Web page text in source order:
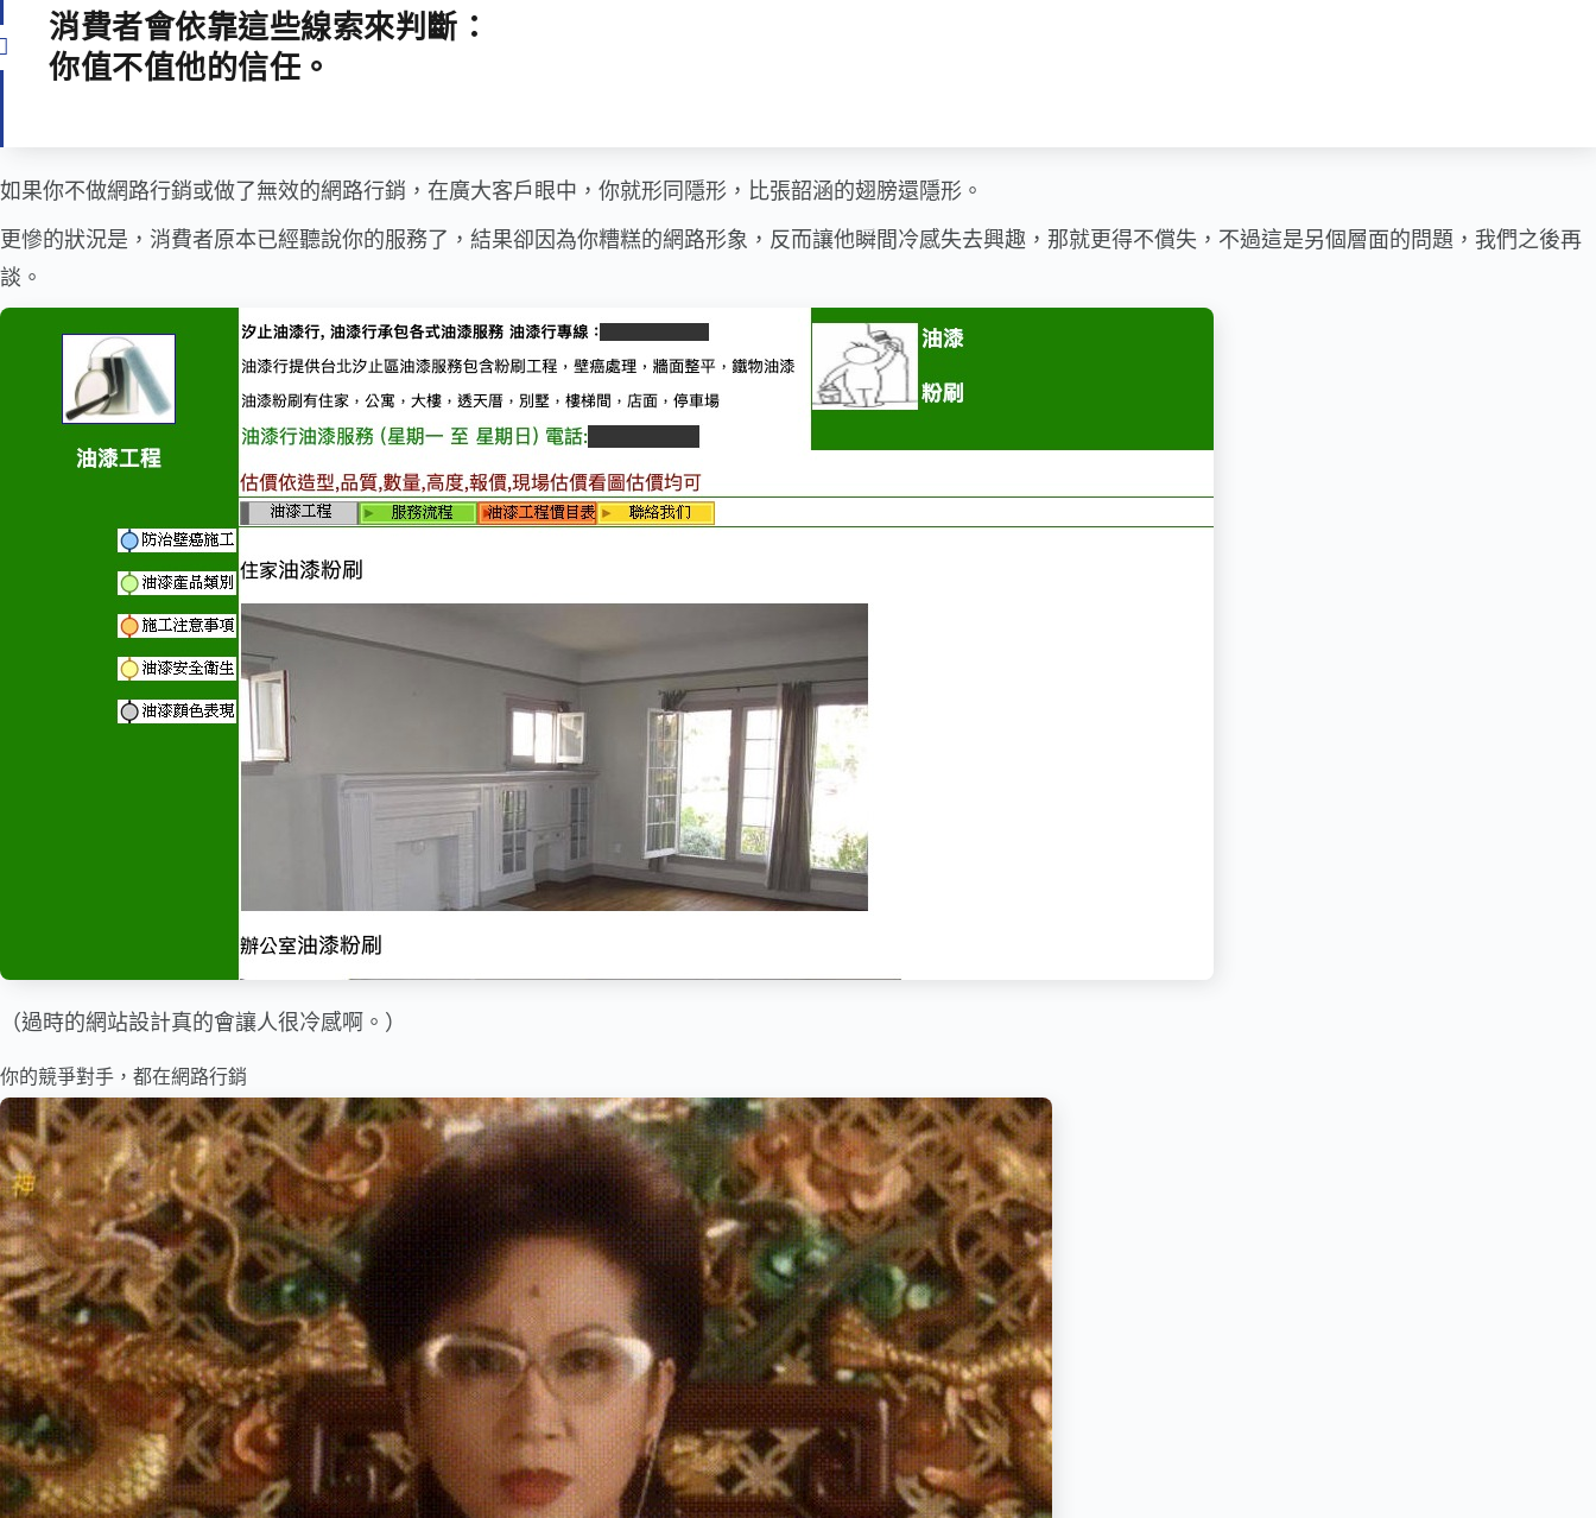
消費者會依靠這些線索來判斷：
你值不值他的信任。
如果你不做網路行銷或做了無效的網路行銷，在廣大客戶眼中，你就形同隱形，比張韶涵的翅膀還隱形。
更慘的狀況是，消費者原本已經聽說你的服務了，結果卻因為你糟糕的網路形象，反而讓他瞬間冷感失去興趣，那就更得不償失，不過這是另個層面的問題，我們之後再
談。
（過時的網站設計真的會讓人很冷感啊。）
你的競爭對手，都在網路行銷